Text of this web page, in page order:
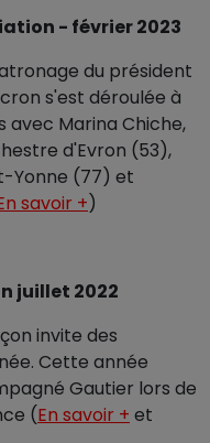
- février 2023
du président
s'est déroulée à
avec Marina Chiche,
d'Evron (53),
Yonne (77) et
savoir +)
juillet 2022
invite des
Cette année
Gautier lors de
(En savoir + et